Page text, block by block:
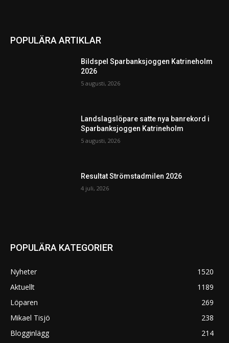
POPULÄRA ARTIKLAR
Bildspel Sparbanksjoggen Katrineholm
2026
5 augusti, 2026
Landslagslöpare satte nya banrekord i
Sparbanksjoggen Katrineholm
5 augusti, 2026
Resultat Strömstadmilen 2026
4 juli, 2026
POPULÄRA KATEGORIER
Nyheter
1520
Aktuellt
1189
Löparen
269
Mikael Tisjö
238
Blogginlägg
214